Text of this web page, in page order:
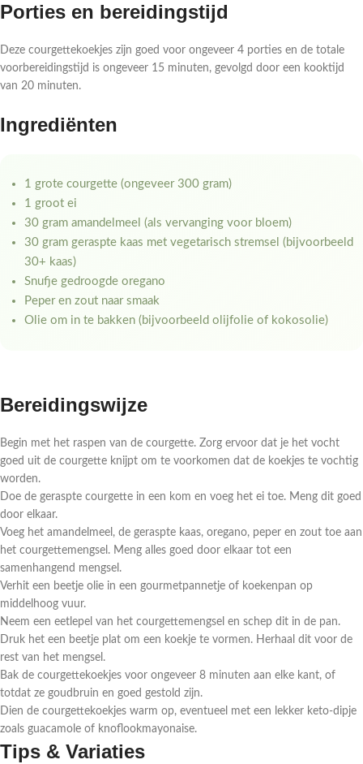
Porties en bereidingstijd
Deze courgettekoekjes zijn goed voor ongeveer 4 porties en de totale
voorbereidingstijd is ongeveer 15 minuten, gevolgd door een kooktijd
van 20 minuten.
Ingrediënten
1 grote courgette (ongeveer 300 gram)
1 groot ei
30 gram amandelmeel (als vervanging voor bloem)
30 gram geraspte kaas met vegetarisch stremsel (bijvoorbeeld
30+ kaas)
Snufje gedroogde oregano
Peper en zout naar smaak
Olie om in te bakken (bijvoorbeeld olijfolie of kokosolie)
Bereidingswijze
Begin met het raspen van de courgette. Zorg ervoor dat je het vocht
goed uit de courgette knijpt om te voorkomen dat de koekjes te vochtig
worden.
Doe de geraspte courgette in een kom en voeg het ei toe. Meng dit goed
door elkaar.
Voeg het amandelmeel, de geraspte kaas, oregano, peper en zout toe aan
het courgettemengsel. Meng alles goed door elkaar tot een
samenhangend mengsel.
Verhit een beetje olie in een gourmetpannetje of koekenpan op
middelhoog vuur.
Neem een eetlepel van het courgettemengsel en schep dit in de pan.
Druk het een beetje plat om een koekje te vormen. Herhaal dit voor de
rest van het mengsel.
Bak de courgettekoekjes voor ongeveer 8 minuten aan elke kant, of
totdat ze goudbruin en goed gestold zijn.
Dien de courgettekoekjes warm op, eventueel met een lekker keto-dipje
zoals guacamole of knoflookmayonaise.
Tips & Variaties